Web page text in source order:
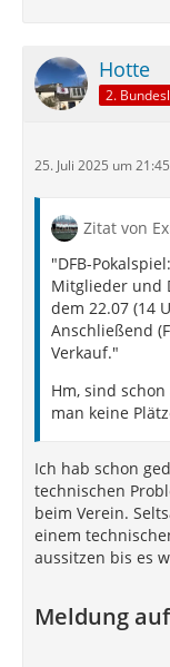
Hotte
2.
25. Juli 2025 um 21:45
Zitat von
"DFB-
Mitglieder und
dem 22.07 (14
Anschließend
Verkauf."
Hm, sind
man keine
Ich hab schon
technischen
beim Verein.
einem
aussitzen bis es
Meldung